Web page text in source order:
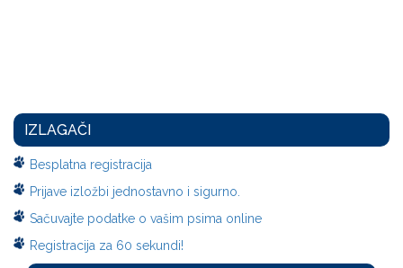
IZLAGAČI
Besplatna registracija
Prijave izložbi jednostavno i sigurno.
Sačuvajte podatke o vašim psima online
Registracija za 60 sekundi!